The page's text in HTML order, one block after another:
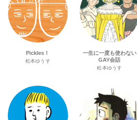
Pickles！
松本ゆうす
一生に一度も使わない
GAY会話
松本ゆうす